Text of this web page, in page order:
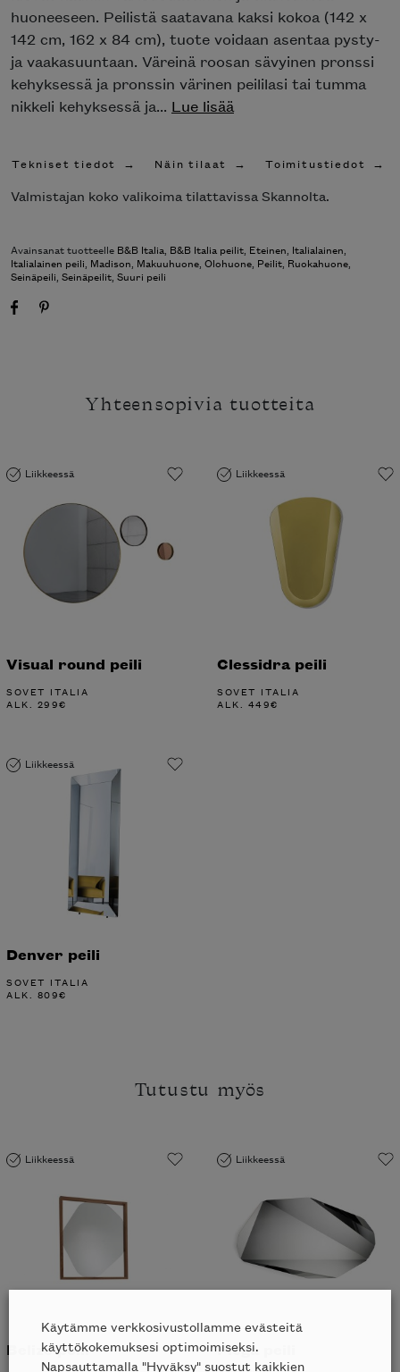
huoneeseen. Peilistä saatavana kaksi kokoa (142 x
142 cm, 162 x 84 cm), tuote voidaan asentaa pysty-
ja vaakasuuntaan. Väreinä roosan sävyinen pronssi
kehyksessä ja pronssin värinen peililasi tai tumma
nikkeli kehyksessä ja... Lue lisää
Tekniset tiedot Näin tilaat Toimitustiedot
Valmistajan koko valikoima tilattavissa Skannolta.
Avainsanat tuotteelle B&B Italia, B&B Italia peilit, Eteinen, Italialainen,
Italialainen peili, Madison, Makuuhuone, Olohuone, Peilit, Ruokahuone,
Seinäpeili, Seinäpeilit, Suuri peili
Yhteensopivia tuotteita
Liikkeessä
Visual round peili
SOVET ITALIA
ALK. 299€
Liikkeessä
Clessidra peili
SOVET ITALIA
ALK. 449€
Liikkeessä
Denver peili
SOVET ITALIA
ALK. 809€
Tutustu myös
Liikkeessä
Belize peili
Liikkeessä
Piega peili
Käytämme verkkosivustollamme evästeitä
käyttökokemuksesi optimoimiseksi.
Napsauttamalla "Hyväksy" suostut kaikkien